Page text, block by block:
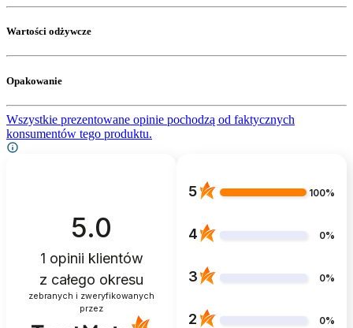
Wartości odżywcze
Opakowanie
Wszystkie prezentowane opinie pochodzą od faktycznych
konsumentów tego produktu.
5.0
1 opinii klientów
z całego okresu
zebranych i zweryfikowanych
przez
5 100%
4 0%
3 0%
2 0%